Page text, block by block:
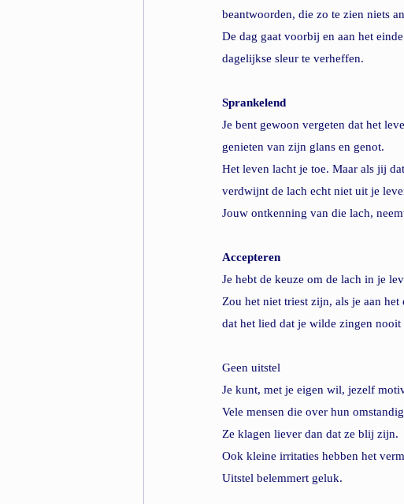
beantwoorden, die zo te zien niets
De dag gaat voorbij en aan het
dagelijkse sleur te verheffen.
Sprankelend
Je bent gewoon vergeten dat het
genieten van zijn glans en genot.
Het leven lacht je toe. Maar als jij
verdwijnt de lach echt niet uit je
Jouw ontkenning van die lach,
Accepteren
Je hebt de keuze om de lach in je
Zou het niet triest zijn, als je aan
dat het lied dat je wilde zingen
Geen uitstel
Je kunt, met je eigen wil, jezelf
Vele mensen die over hun
Ze klagen liever dan dat ze blij zijn.
Ook kleine irritaties hebben het
Uitstel belemmert geluk.